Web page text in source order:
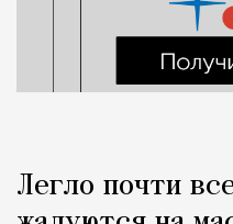
Легло почти